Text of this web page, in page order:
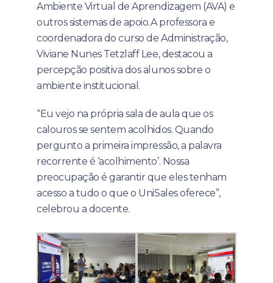
Ambiente Virtual de Aprendizagem (AVA) e
outros sistemas de apoio.A professora e
coordenadora do curso de Administração,
Viviane Nunes Tetzlaff Lee, destacou a
percepção positiva dos alunos sobre o
ambiente institucional.
“Eu vejo na própria sala de aula que os
calouros se sentem acolhidos. Quando
pergunto a primeira impressão, a palavra
recorrente é ‘acolhimento’. Nossa
preocupação é garantir que eles tenham
acesso a tudo o que o UniSales oferece”,
celebrou a docente.